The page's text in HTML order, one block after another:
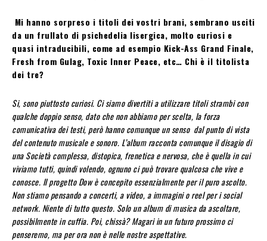
Mi hanno sorpreso i titoli dei vostri brani, sembrano usciti
da un frullato di psichedelia lisergica, molto curiosi e
quasi intraducibili, come ad esempio Kick-Ass Grand Finale,
Fresh from Gulag, Toxic Inner Peace, etc… Chi è il titolista
dei tre?
Si, sono piuttosto curiosi. Ci siamo divertiti a utilizzare titoli strambi con
qualche doppio senso, dato che non abbiamo per scelta, la forza
comunicativa dei testi, però hanno comunque un senso dal punto di vista
del contenuto musicale e sonoro. L’album racconta comunque il disagio di
una Società complessa, distopica, frenetica e nervosa, che è quella in cui
viviamo tutti, quindi volendo, ognuno ci può trovare qualcosa che vive e
conosce. Il progetto Dow è concepito essenzialmente per il puro ascolto.
Non stiamo pensando a concerti, a video, a immagini o reel per i social
network. Niente di tutto questo. Solo un album di musica da ascoltare,
possibilmente in cuffia. Poi, chissà? Magari in un futuro prossimo ci
penseremo, ma per ora non è nelle nostre aspettative.